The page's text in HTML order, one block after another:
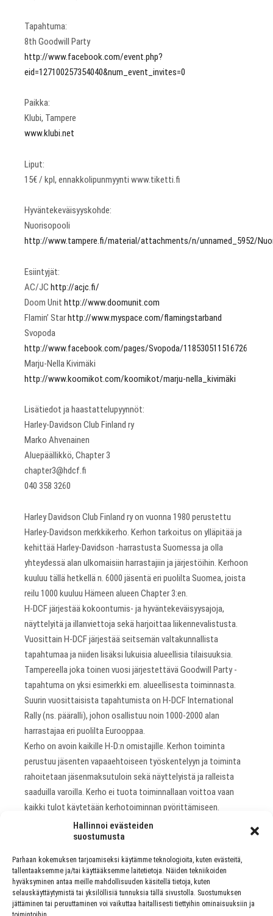
Hallinnoi evästeiden
suostumusta
Parhaan kokemuksen tarjoamiseksi käytämme teknologioita, kuten evästeitä,
tallentaaksemme ja/tai käyttääksemme laitetietoja. Näiden tekniikoiden
hyväksyminen antaa meille mahdollisuuden käsitellä tietoja, kuten
selauskäyttäytymistä tai yksilöllisiä tunnuksia tällä sivustolla. Suostumuksen
jättäminen tai peruuttaminen voi vaikuttaa haitallisesti tiettyihin ominaisuuksiin ja
Tapahtuma:
8th Goodwill Party
http://www.facebook.com/event.php?
eid=127100257354040&num_event_invites=0
Paikka:
Klubi, Tampere
www.klubi.net
Liput:
15€ / kpl, ennakkolipunmyynti www.tiketti.fi
Hyväntekeväisyyskohde:
Nuorisopooli
http://www.tampere.fi/material/attachments/n/unnamed_5952/
Esiintyjät:
AC/JC http://acjc.fi/
Doom Unit http://www.doomunit.com
Flamin’ Starhttp://www.myspace.com/flamingstarband
Svopoda
http://www.facebook.com/pages/Svopoda/118530511516726
Marju-Nella Kivimäki
http://www.koomikot.com/koomikot/marju-nella_kivimäki
Lisätiedot ja haastattelupyynnöt:
Harley-Davidson Club Finland ry
Marko Ahvenainen
Aluepäällikkö, Chapter 3
chapter3@hdcf.fi
040 358 3260
Harley Davidson Club Finland ry on vuonna 1980 perustettu
Harley-Davidson merkkikerho. Kerhon tarkoitus on ylläpitää ja
kehittää Harley-Davidson -harrastusta Suomessa ja olla
yhteydessä alan ulkomaisiin harrastajiin ja järjestöihin. Kerhoon
kuuluu tällä hetkellä n. 6000 jäsentä eri puolilta Suomea, joista
reilu 1000 kuuluu Hämeen alueen Chapter 3:en.
H-DCF järjestää kokoontumis- ja hyväntekeväisyysajoja,
näyttelyitä ja illanviettoja sekä harjoittaa liikennevalistusta.
Vuosittain H-DCF järjestää seitsemän valtakunnallista
tapahtumaa ja niiden lisäksi lukuisia alueellisia tilaisuuksia.
Tampereella joka toinen vuosi järjestettävä Goodwill Party -
tapahtuma on yksi esimerkki em. alueellisesta toiminnasta.
Suurin vuosittaisista tapahtumista on H-DCF International
Rally (ns. pääralli), johon osallistuu noin 1000-2000 alan
harrastajaa eri puolilta Eurooppaa.
Kerho on avoin kaikille H-D:n omistajille. Kerhon toiminta
perustuu jäsenten vapaaehtoiseen työskentelyyn ja toiminta
rahoitetaan jäsenmaksutuloin sekä näyttelyistä ja ralleista
saaduilla varoilla. Kerho ei tuota toiminnallaan voittoa vaan
kaikki tulot käytetään kerhotoiminnan pyörittämiseen.
Lisätietoja kerhosta:www.hdcf.fi.
PREVIOUS ARTICLE
VIIHTEELLE!-VALMENNUS OSA II AKUN
TEHTAALLA 18.-20.3.2011